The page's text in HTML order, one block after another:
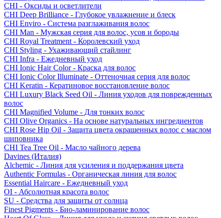
CHI - Оксиды и осветлители
CHI Deep Brilliance - Глубокое увлажнение и блеск
CHI Enviro - Система разглаживания волос
CHI Man - Мужская серия для волос, усов и бороды
CHI Royal Treatment - Королевский уход
CHI Styling - Ухаживающий стайлинг
CHI Infra - Ежедневный уход
CHI Ionic Hair Color - Краска для волос
CHI Ionic Color Illuminate - Оттеночная серия для волос
CHI Keratin - Кератиновое восстановление волос
CHI Luxury Black Seed Oil - Линия уходов для поврежденных
волос
CHI Magnified Volume - Для тонких волос
CHI Olive Organics - На основе натуральных ингредиентов
CHI Rose Hip Oil - Защита цвета окрашенных волос с маслом
шиповника
CHI Tea Tree Oil - Масло чайного дерева
Davines (Италия)
Alchemic - Линия для усиления и поддержания цвета
Authentic Formulas - Органическая линия для волос
Essential Haircare - Eжедневный уход
OI - Абсолютная красота волос
SU - Средства для защиты от солнца
Finest Pigments - Био-ламинирование волос